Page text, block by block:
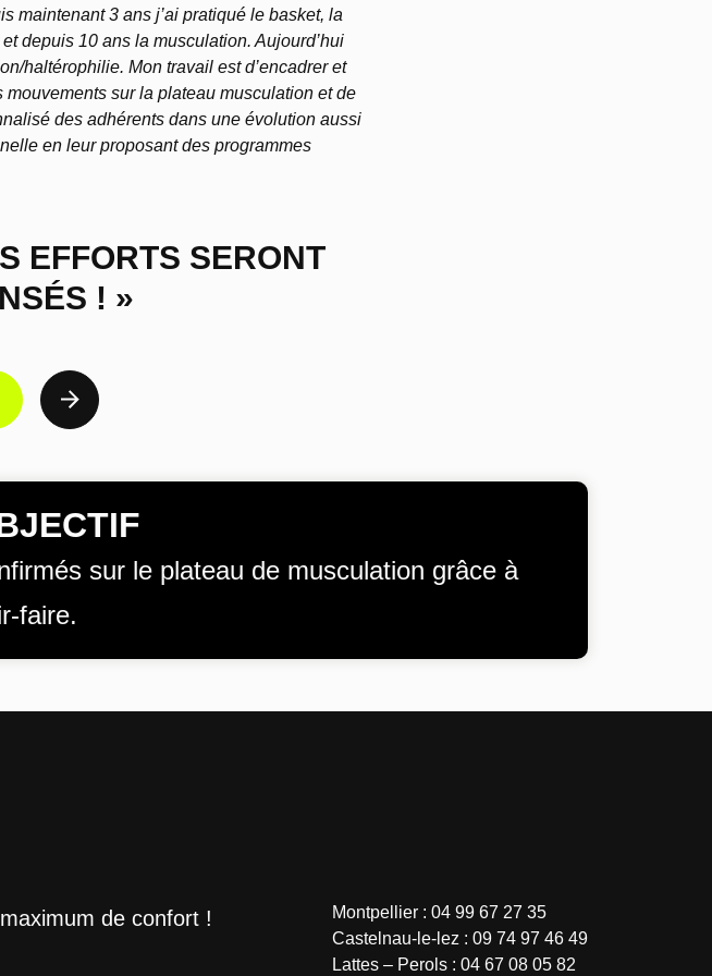
maintenant 3 ans j’ai pratiqué le basket, la
depuis 10 ans la musculation. Aujourd’hui
haltérophilie. Mon travail est d’encadrer et
sur la plateau musculation et de
des adhérents dans une évolution aussi
en leur proposant des programmes
EFFORTS SERONT
! »
sur le plateau de musculation grâce à
faire.
de confort !
Montpellier : 04 99 67 27 35
Castelnau-le-lez : 09 74 97 46 49
Lattes – Perols : 04 67 08 05 82